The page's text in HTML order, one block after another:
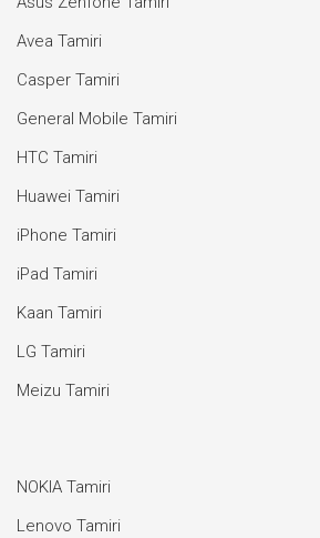
Avea Tamiri
Casper Tamiri
General Mobile Tamiri
HTC Tamiri
Huawei Tamiri
iPhone Tamiri
iPad Tamiri
Kaan Tamiri
LG Tamiri
Meizu Tamiri
NOKIA Tamiri
Lenovo Tamiri